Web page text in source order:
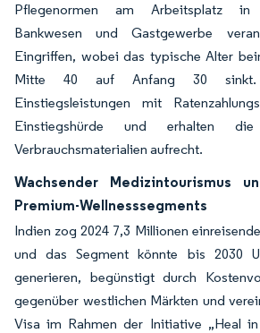
Pflegenormen am Arbeitsplatz in
Bankwesen und Gastgewerbe
Eingriffen, wobei das typische Alter
Mitte 40 auf Anfang 30 sinkt.
Einstiegsleistungen mit
Einstiegshürde und erhalten
Verbrauchsmaterialien aufrecht.
Wachsender Medizintourismus
Premium-Wellnesssegments
Indien zog 2024 7,3 Millionen
und das Segment könnte bis 2030
generieren, begünstigt durch
gegenüber westlichen Märkten und
Visa im Rahmen der Initiative „Heal